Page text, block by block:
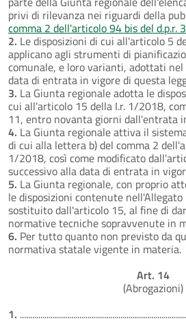
privi di rilevanza nei riguardi della
comma 2 dell'articolo 94 bis del d.p.r.
2. Le disposizioni di cui all'articolo 5
applicano agli strumenti di
comunale, e loro varianti, adottati nel
data di entrata in vigore di questa
3. La Giunta regionale adotta le
cui all'articolo 15 della I.r. 1/2018,
11, entro novanta giorni dall'entrata
4. La Giunta regionale attiva il
di cui alla lettera b) del comma 2
1/2018, così come modificato
successivo alla data di entrata in
5. La Giunta regionale, con proprio
le disposizioni contenute nell'Allegato
sostituito dall'articolo 15, al fine di
normative tecniche sopravvenute in
6. Per tutto quanto non previsto da
normativa statale vigente in materia.
Art. 14
(Abrogazioni)
1.